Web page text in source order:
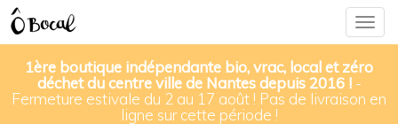
1ère boutique indépendante bio, vrac, local et zéro
déchet du centre ville de Nantes depuis 2016 ! -
Fermeture estivale du 2 au 17 août ! Pas de livraison en
ligne sur cette période !